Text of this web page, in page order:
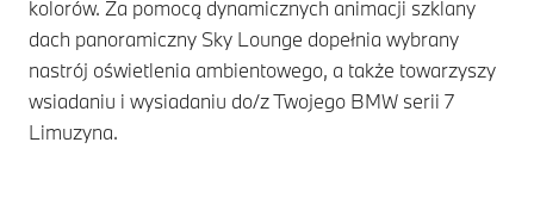
kolorów. Za pomocą dynamicznych animacji szklany
dach panoramiczny Sky Lounge dopełnia wybrany
nastrój oświetlenia ambientowego, a także towarzyszy
wsiadaniu i wysiadaniu do/z Twojego BMW serii 7
Limuzyna.